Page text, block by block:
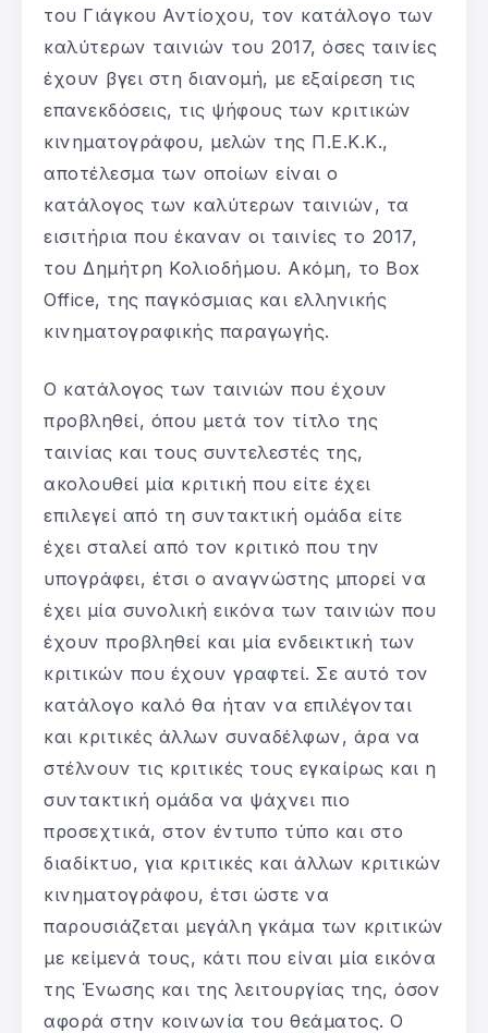
του Γιάγκου Αντίοχου, τον κατάλογο των
καλύτερων ταινιών του 2017, όσες ταινίες
έχουν βγει στη διανομή, με εξαίρεση τις
επανεκδόσεις, τις ψήφους των κριτικών
κινηματογράφου, μελών της Π.Ε.Κ.Κ.,
αποτέλεσμα των οποίων είναι ο
κατάλογος των καλύτερων ταινιών, τα
εισιτήρια που έκαναν οι ταινίες το 2017,
του Δημήτρη Κολιοδήμου. Ακόμη, το Box
Office, της παγκόσμιας και ελληνικής
κινηματογραφικής παραγωγής.
Ο κατάλογος των ταινιών που έχουν
προβληθεί, όπου μετά τον τίτλο της
ταινίας και τους συντελεστές της,
ακολουθεί μία κριτική που είτε έχει
επιλεγεί από τη συντακτική ομάδα είτε
έχει σταλεί από τον κριτικό που την
υπογράφει, έτσι ο αναγνώστης μπορεί να
έχει μία συνολική εικόνα των ταινιών που
έχουν προβληθεί και μία ενδεικτική των
κριτικών που έχουν γραφτεί. Σε αυτό τον
κατάλογο καλό θα ήταν να επιλέγονται
και κριτικές άλλων συναδέλφων, άρα να
στέλνουν τις κριτικές τους εγκαίρως και η
συντακτική ομάδα να ψάχνει πιο
προσεχτικά, στον έντυπο τύπο και στο
διαδίκτυο, για κριτικές και άλλων κριτικών
κινηματογράφου, έτσι ώστε να
παρουσιάζεται μεγάλη γκάμα των κριτικών
με κείμενά τους, κάτι που είναι μία εικόνα
της Ένωσης και της λειτουργίας της, όσον
αφορά στην κοινωνία του θεάματος. Ο